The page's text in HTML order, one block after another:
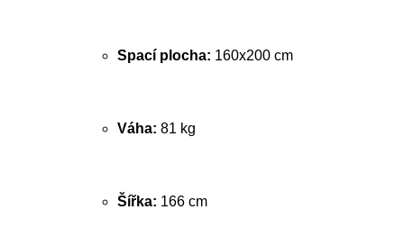
Spací plocha: 160x200 cm
Váha: 81 kg
Šířka: 166 cm